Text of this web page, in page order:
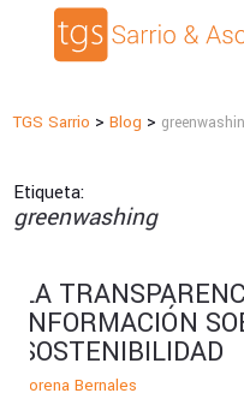
TGS Sarrio >Blog >
Etiqueta:
greenwashing
LA
INFORMACIÓN
SOSTENIBILIDAD
Lorena Bernales